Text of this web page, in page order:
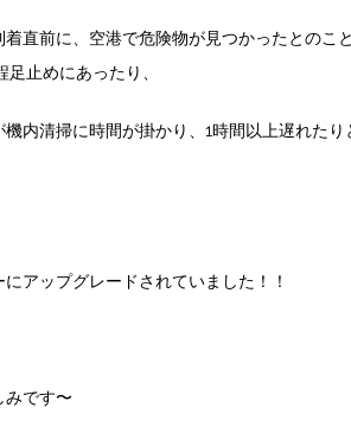
着直前に、空港で危険物が見つかったとのこ
止めにあったり、
内清掃に時間が掛かり、1時間以上遅れた
アップグレードされていました！！
みです〜